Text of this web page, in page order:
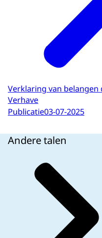
Verklaring van belangen
Verhave
Publicatie03-07-2025
Andere talen